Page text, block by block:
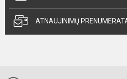
ATNAUJINIMŲ